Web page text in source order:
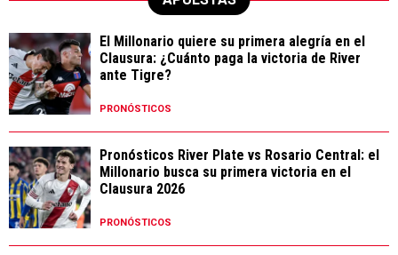
El Millonario quiere su primera alegría en el
Clausura: ¿Cuánto paga la victoria de River
ante Tigre?
PRONÓSTICOS
Pronósticos River Plate vs Rosario Central: el
Millonario busca su primera victoria en el
Clausura 2026
PRONÓSTICOS